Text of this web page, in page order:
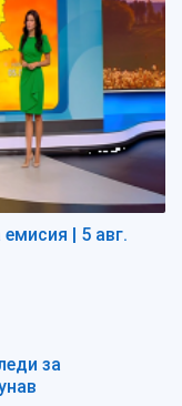
| 5 авг.
за